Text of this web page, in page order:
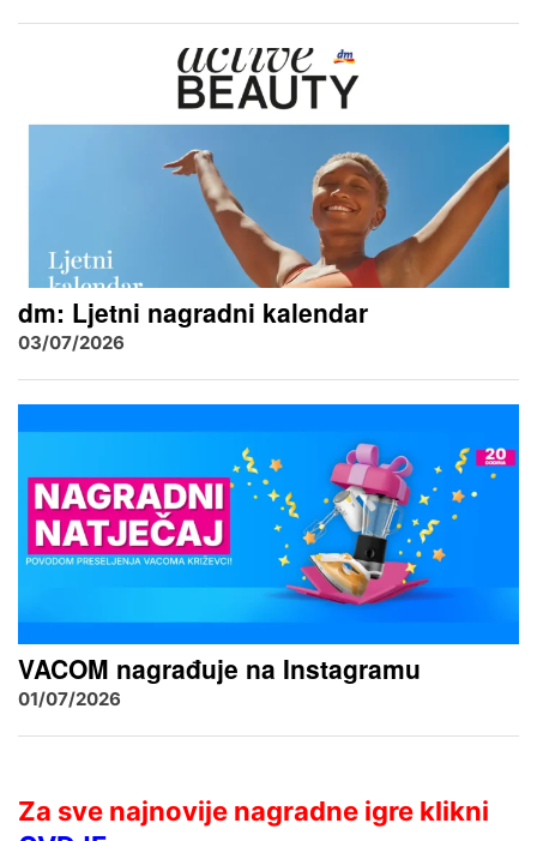
dm: Ljetni nagradni kalendar
03/07/2026
VACOM nagrađuje na Instagramu
01/07/2026
Za sve najnovije nagradne igre klikni